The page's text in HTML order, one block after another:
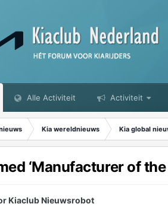
Alle Activiteit Activiteit
Kia wereldnieuws Kia global
‘Manufacturer of
Kiaclub Nieuwsrobot